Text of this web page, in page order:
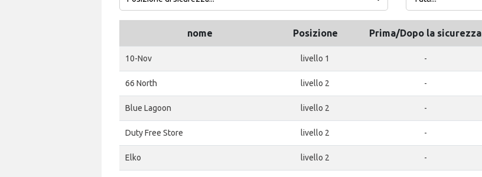
nome Posizione Prima/Dopo la sicurezza
10-Nov livello 1 -
66 North livello 2 -
Blue Lagoon livello 2 -
Duty Free Store livello 2 -
Elko livello 2 -